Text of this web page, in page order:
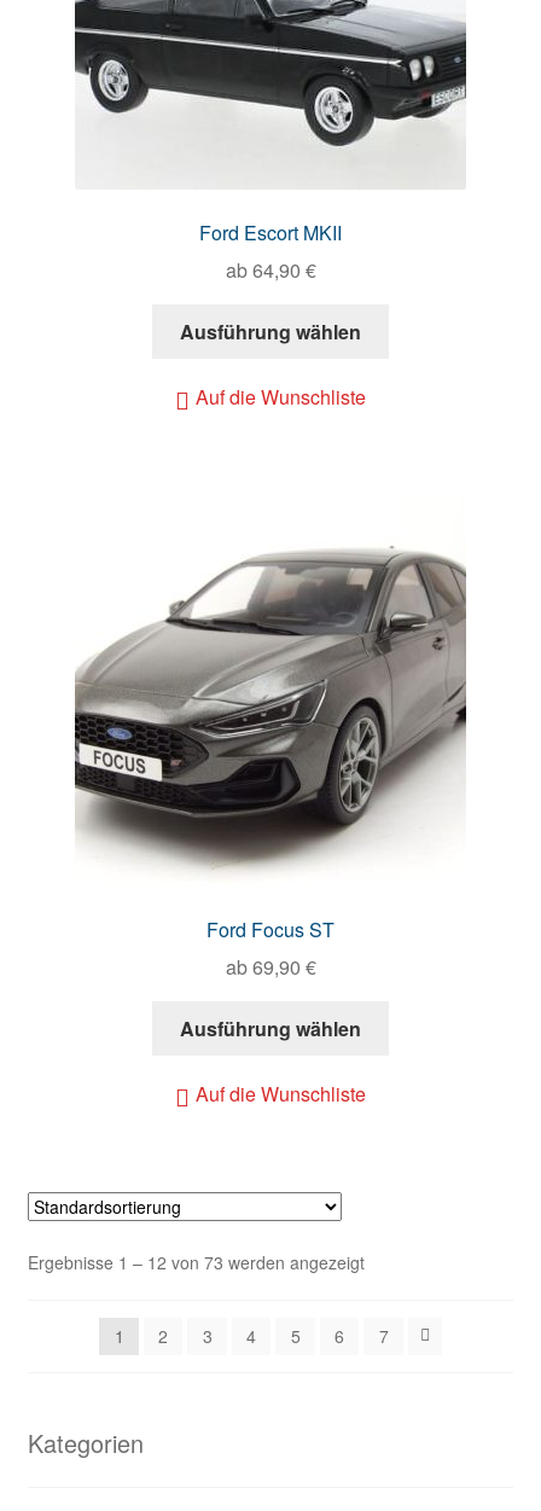
Ford Escort MKII
ab64,90 €
Ausführung wählen
Auf die Wunschliste
Ford Focus ST
ab69,90 €
Ausführung wählen
Auf die Wunschliste
Ergebnisse 1 – 12 von 73 werden angezeigt
1 2 3 4 5 6 7
Kategorien